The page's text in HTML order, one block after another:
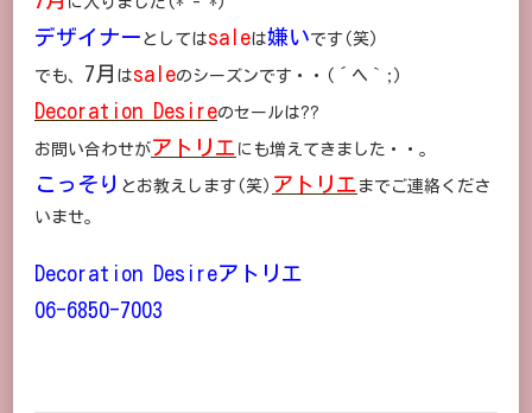
デザイナー としてはsaleは嫌いです(笑)
でも、 7月 はsaleのシーズンです・・(´ヘ｀;)
Decoration Desireのセールは??
お問い合わせがアトリエ にも増えてきました・・。
こっそり とお教えします(笑) アトリエ までご連絡くださ
いませ。
Decoration Desireアトリエ
06-6850-7003